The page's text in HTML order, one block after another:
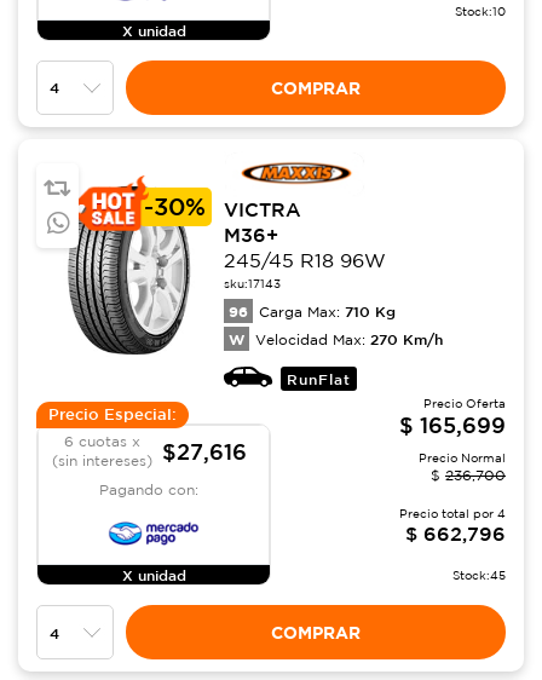
X unidad
Stock:10
COMPRAR
-30%
VICTRA
M36+
245/45 R18 96W
sku:17143
96 Carga Max: 710 Kg
W Velocidad Max: 270 Km/h
RunFlat
Precio Especial:
6 cuotas x
(sin intereses)
$27,616
Pagando con:
X unidad
Precio Oferta
$ 165,699
Precio Normal
$ 236,700
Precio total por 4
$ 662,796
Stock:45
COMPRAR